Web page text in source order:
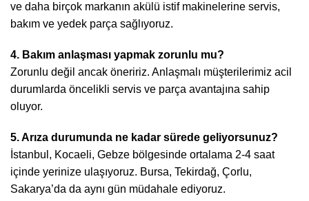
ve daha birçok markanın akülü istif makinelerine servis,
bakım ve yedek parça sağlıyoruz.
4. Bakım anlaşması yapmak zorunlu mu?
Zorunlu değil ancak öneririz. Anlaşmalı müşterilerimiz acil
durumlarda öncelikli servis ve parça avantajına sahip
oluyor.
5. Arıza durumunda ne kadar sürede geliyorsunuz?
İstanbul, Kocaeli, Gebze bölgesinde ortalama 2-4 saat
içinde yerinize ulaşıyoruz. Bursa, Tekirdağ, Çorlu,
Sakarya’da da aynı gün müdahale ediyoruz.